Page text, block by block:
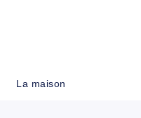
La maison